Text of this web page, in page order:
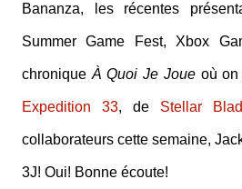
Bananza, les récentes
Summer Game Fest, Xbox
chronique À Quoi Je Joueoù on
Expedition 33, de Stellar
collaborateurs cette semaine,
3J! Oui! Bonne écoute!